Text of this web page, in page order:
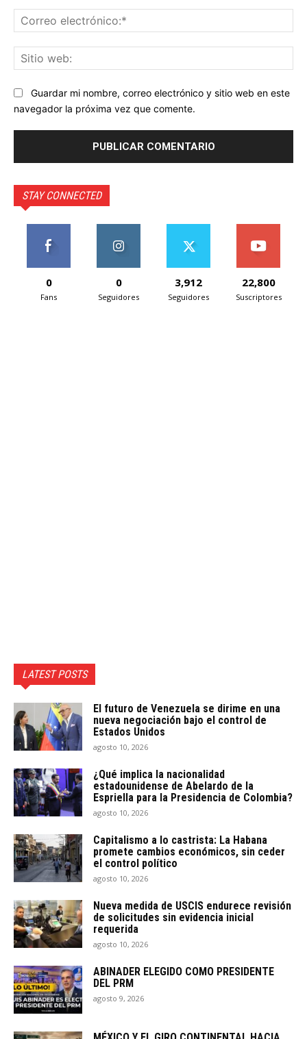
Guardar mi nombre, correo electrónico y sitio web en este
navegador la próxima vez que comente.
STAY CONNECTED
0
Fans
0
Seguidores
3,912
Seguidores
22,800
Suscriptores
LATEST POSTS
El futuro de Venezuela se dirime en una
nueva negociación bajo el control de
Estados Unidos
agosto 10, 2026
¿Qué implica la nacionalidad
estadounidense de Abelardo de la
Espriella para la Presidencia de Colombia?
agosto 10, 2026
Capitalismo a lo castrista: La Habana
promete cambios económicos, sin ceder
el control político
agosto 10, 2026
Nueva medida de USCIS endurece revisión
de solicitudes sin evidencia inicial
requerida
agosto 10, 2026
ABINADER ELEGIDO COMO PRESIDENTE
DEL PRM
agosto 9, 2026